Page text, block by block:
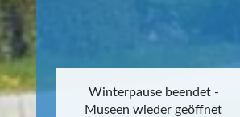
Winterpause beendet -
Museen wieder geöffnet